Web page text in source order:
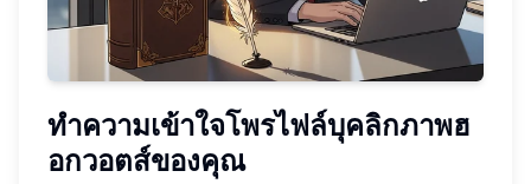
ทำความเข้าใจโพรไฟล์บุคลิกภาพฮ
อกวอตส์ของคุณ